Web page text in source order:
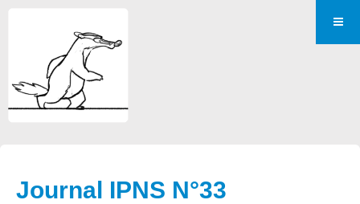
Journal IPNS N°33